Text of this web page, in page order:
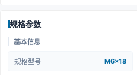
规格参数
基本信息
规格型号 M6x18